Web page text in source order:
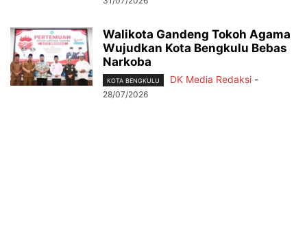
Walikota Gandeng Tokoh Agama
Wujudkan Kota Bengkulu Bebas
Narkoba
KOTA BENGKULU DK Media Redaksi -
28/07/2026